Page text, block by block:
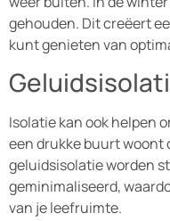
gehouden. Dit creëert
kunt genieten van
Isolatie kan ook helpen
een drukke buurt woont
geluidsisolatie worden
geminimaliseerd,
van je leefruimte.